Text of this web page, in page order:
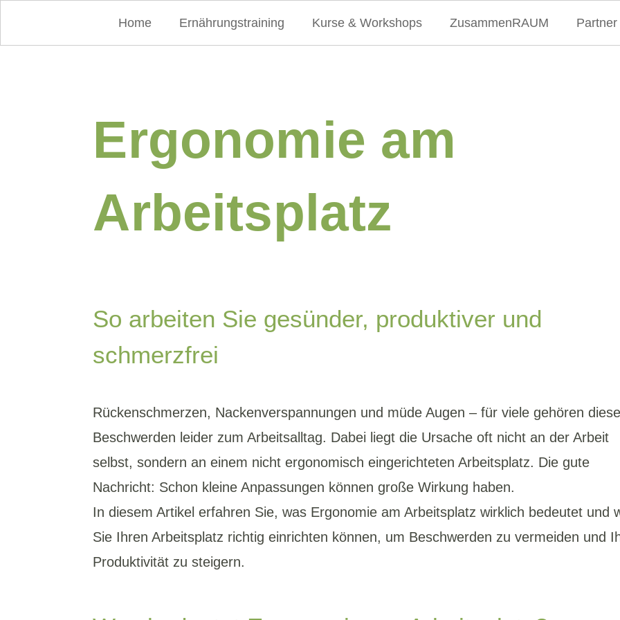
Home Ernährungstraining Kurse & Workshops ZusammenRAUM Partner
Ergonomie am
Arbeitsplatz
So arbeiten Sie gesünder, produktiver und
schmerzfrei
Rückenschmerzen, Nackenverspannungen und müde Augen – für viele gehören diese
Beschwerden leider zum Arbeitsalltag. Dabei liegt die Ursache oft nicht an der Arbeit
selbst, sondern an einem nicht ergonomisch eingerichteten Arbeitsplatz. Die gute
Nachricht: Schon kleine Anpassungen können große Wirkung haben.
In diesem Artikel erfahren Sie, was Ergonomie am Arbeitsplatz wirklich bedeutet und
Sie Ihren Arbeitsplatz richtig einrichten können, um Beschwerden zu vermeiden und
Produktivität zu steigern.